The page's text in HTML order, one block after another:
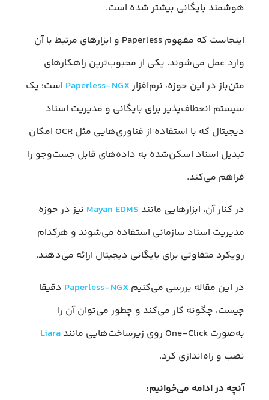
هوشمند بایگانی بیشتر شده است.
اینجاست که مفهوم Paperless و ابزارهای مرتبط با آن
وارد عمل می‌شوند. یکی از محبوب‌ترین راهکارهای
متن‌باز در این حوزه، نرم‌افزارPaperless-NGX است؛ یک
سیستم انعطاف‌پذیر برای بایگانی و مدیریت اسناد
دیجیتال که با استفاده از فناوری‌هایی مثل OCR امکان
تبدیل اسناد اسکن‌شده به داده‌های قابل جست‌وجو را
فراهم می‌کند.
در کنار آن، ابزارهایی مانند Mayan EDMS نیز در حوزه
مدیریت اسناد سازمانی استفاده می‌شوند و هرکدام
رویکرد متفاوتی برای بایگانی دیجیتال ارائه می‌دهند.
در این مقاله بررسی می‌کنیم Paperless-NGX دقیقا
چیست، چگونه کار می‌کند و چطور می‌توان آن را
به‌صورت One-Click روی زیرساخت‌هایی مانند
Liara
نصب و راه‌اندازی کرد.
آنچه در ادامه می‌خوانیم: